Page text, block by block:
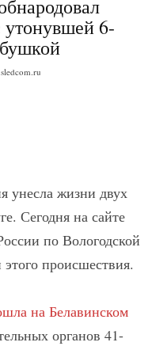
утонувшей 6-
унесла жизни двух
Сегодня на сайте
по Вологодской
происшествия.
на Белавинском
органов 41-